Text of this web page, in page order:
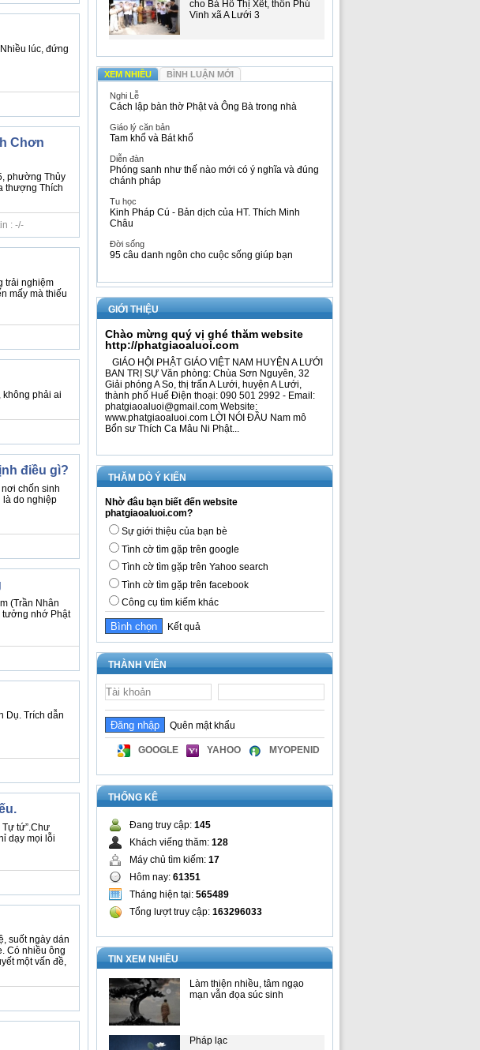
lúc, đứng
Chơn
phường Thủy
thượng Thích
: -/-
trải nghiệm
mấy mà thiếu
không phải ai
điều gì?
chốn sinh
do nghiệp
(Trần Nhân
tưởng nhớ Phật
Dụ. Trích dẫn
Tự tứ”.Chư
dạy mọi lỗi
suốt ngày dán
Có nhiều ông
một vấn đề,
cho Bà Hồ Thị Xết, thôn Phú
Vinh xã A Lưới 3
XEM NHIỀU BÌNH LUẬN MỚI
Nghi Lễ
Cách lập bàn thờ Phật và Ông Bà trong nhà
Giáo lý căn bản
Tam khổ và Bát khổ
Diễn đàn
Phóng sanh như thế nào mới có ý nghĩa và đúng
chánh pháp
Tu học
Kinh Pháp Cú - Bản dịch của HT. Thích Minh
Châu
Đời sống
95 câu danh ngôn cho cuộc sống giúp bạn
GIỚI THIỆU
Chào mừng quý vị ghé thăm website
http://phatgiaoaluoi.com
GIÁO HỘI PHẬT GIÁO VIỆT NAM HUYỆN A LƯỚI
BAN TRỊ SỰ Văn phòng: Chùa Sơn Nguyên, 32
Giải phóng A So, thị trấn A Lưới, huyện A Lưới,
thành phố Huế Điện thoại: 090 501 2992 - Email:
phatgiaoaluoi@gmail.com Website:
www.phatgiaoaluoi.com LỜI NÓI ĐẦU Nam mô
Bổn sư Thích Ca Mâu Ni Phật...
THĂM DÒ Ý KIẾN
Nhờ đâu bạn biết đến website
phatgiaoaluoi.com?
Sự giới thiệu của bạn bè
Tình cờ tìm gặp trên google
Tình cờ tìm gặp trên Yahoo search
Tình cờ tìm gặp trên facebook
Công cụ tìm kiếm khác
Kết quả
THÀNH VIÊN
Quên mật khẩu
GOOGLE YAHOO MYOPENID
THỐNG KÊ
Đang truy cập: 145
Khách viếng thăm: 128
Máy chủ tìm kiếm: 17
Hôm nay: 61351
Tháng hiện tại: 565489
Tổng lượt truy cập: 163296033
TIN XEM NHIỀU
Làm thiện nhiều, tâm ngạo
mạn vẫn đọa súc sinh
Pháp lạc